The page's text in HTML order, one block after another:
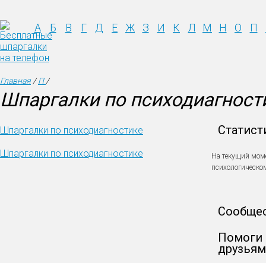
А Б В Г Д Е Ж З И К Л М Н О П
Главная/П/
Шпаргалки по
Шпаргалки по психодиагностике
Шпаргалки по психодиагностике
На текущий
Помоги